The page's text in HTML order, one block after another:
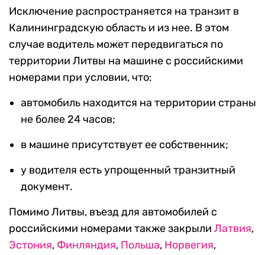
Исключение распространяется на транзит в
Калининградскую область и из нее. В этом
случае водитель может передвигаться по
территории Литвы на машине с российскими
номерами при условии, что:
автомобиль находится на территории страны
не более 24 часов;
в машине присутствует ее собственник;
у водителя есть упрощенный транзитный
документ.
Помимо Литвы, въезд для автомобилей с
российскими номерами также закрыли Латвия,
Эстония, Финляндия, Польша, Норвегия,